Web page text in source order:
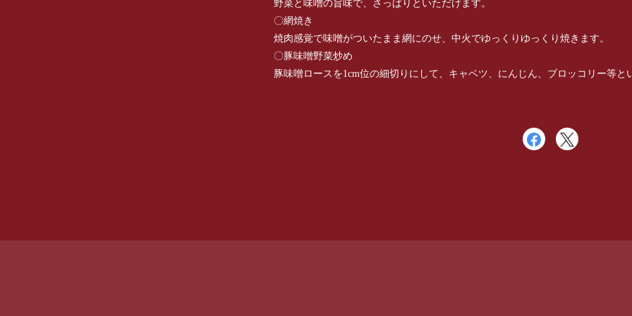
野菜と味噌の旨味で、さっぱりといただけます。
〇網焼き
焼肉感覚で味噌がついたまま網にのせ、中火でゆっくりゆっくり焼きます。
〇豚味噌野菜炒め
豚味噌ロースを1cm位の細切りにして、キャベツ、にんじん、ブロッコリー等と